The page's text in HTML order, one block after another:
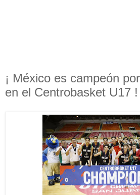
¡ México es campeón
en el Centrobasket U17 !